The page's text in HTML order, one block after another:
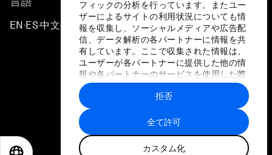
フィックの分析を行っています。またユー
ザーによるサイトの利用状況についても情
報を収集し、ソーシャルメディアや広告配
信、データ解析の各パートナーに情報を共
有しています。ここで収集された情報は、
ユーザーが各パートナーに提供した他の情
報や各パートナーのサービスを使用した際
に収集された情報と組み合わされ、各パー
トナーによって使用されることがありま
す。
全て許可
カスタム化
拒否
EN ▪ES▪中文▪ 日本語
プライバシーポリシーと利用規約
サイトマップ
©
世界経済フォーラム